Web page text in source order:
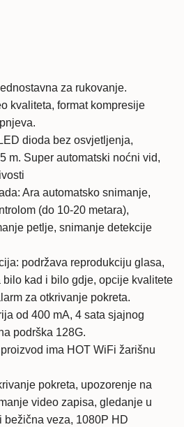
za rukovanje.
kvaliteta, format kompresije
dioda bez osvjetljenja,
m. Super automatski noćni vid,
Ara automatsko snimanje,
(do 10-20 metara),
petlje, snimanje detekcije
podržava reprodukciju glasa,
kad i bilo gdje, opcije kvalitete
za otkrivanje pokreta.
od 400 mA, 4 sata sjajnog
podrška 128G.
ima HOT WiFi žarišnu
pokreta, upozorenje na
video zapisa, gledanje u
bežična veza, 1080P HD